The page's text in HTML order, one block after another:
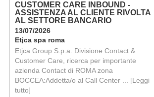
CUSTOMER CARE INBOUND -
ASSISTENZA AL CLIENTE RIVOLTA
AL SETTORE BANCARIO
13/07/2026
Etjca spa roma
Etjca Group S.p.a. Divisione Contact &
Customer Care, ricerca per importante
azienda Contact di ROMA zona
BOCCEA:Addetta/o al Call Center ... [Leggi
tutto]